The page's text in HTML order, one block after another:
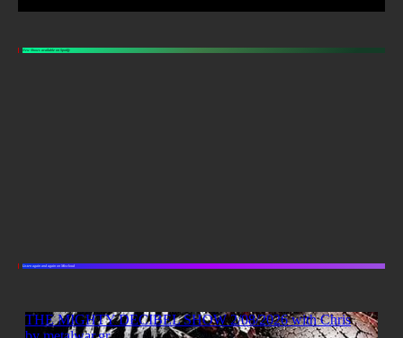
New Shows available on Spotify
Listen again and again on Mixcloud